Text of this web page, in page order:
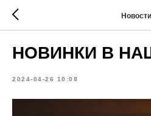
Новости
НОВИНКИ В
2024-04-26 10:08